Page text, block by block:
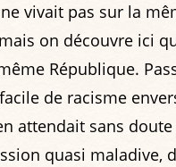
ne vivait pas sur la
on découvre ici
République.
de racisme
attendait sans
quasi maladive,